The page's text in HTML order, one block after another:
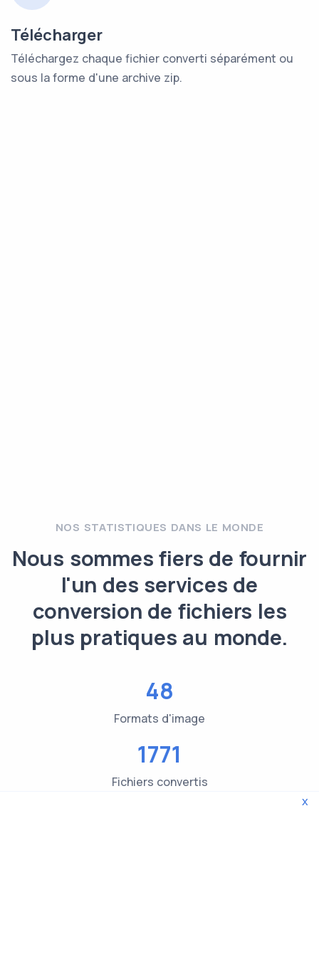
Télécharger
Téléchargez chaque fichier converti séparément ou
sous la forme d'une archive zip.
NOS STATISTIQUES DANS LE MONDE
Nous sommes fiers de fournir
l'un des services de
conversion de fichiers les
plus pratiques au monde.
48
Formats d'image
1771
Fichiers convertis
x